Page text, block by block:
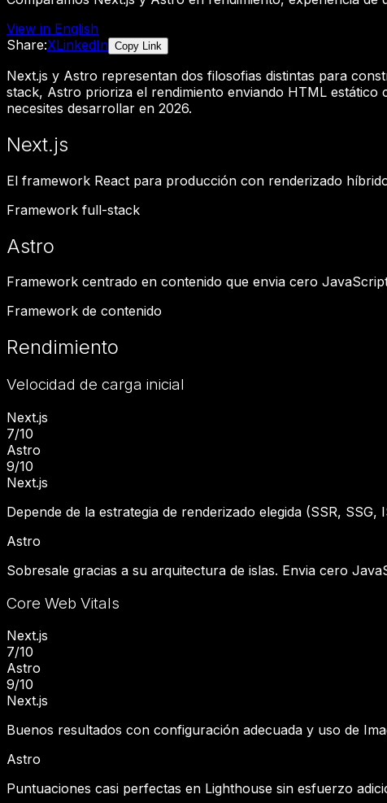
View in English
Share:XLinkedIn Copy Link
Next.js y Astro representan dos filosofias distintas para
stack, Astro prioriza el rendimiento enviando HTML
necesites desarrollar en 2026.
Next.js
El framework React para producción con renderizado
Framework full-stack
Astro
Framework centrado en contenido que envia cero
Framework de contenido
Rendimiento
Velocidad de carga inicial
Next.js
7/10
Astro
9/10
Next.js
Depende de la estrategia de renderizado elegida (SSR,
Astro
Sobresale gracias a su arquitectura de islas. Envia cero
Core Web Vitals
Next.js
7/10
Astro
9/10
Next.js
Buenos resultados con configuración adecuada y uso de
Astro
Puntuaciones casi perfectas en Lighthouse sin esfuerzo